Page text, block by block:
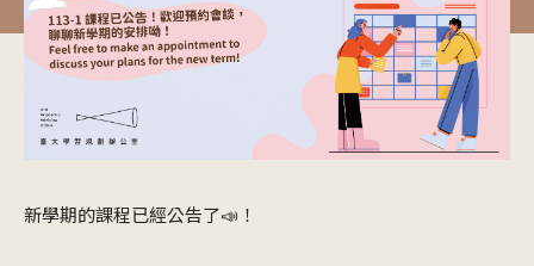
新學期的課程已經公告了📣！